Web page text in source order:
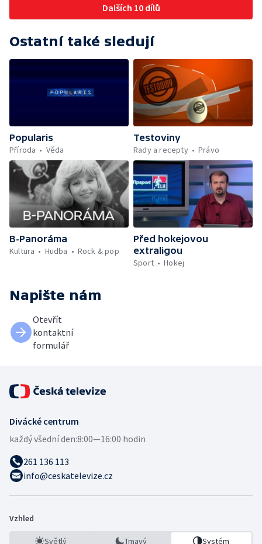
Dalších 10 dílů
Ostatní také sledují
Popularis
Příroda
Věda
Testoviny
Rady a recepty
Právo
B-Panoráma
Kultura
Hudba Rock & pop
Před hokejovou
extraligou
Sport
Hokej
Napište nám
Otevřít
kontaktní
formulář
Divácké centrum
každý všední den:8:00—16:00 hodin
261 136 113
info@ceskatelevize.cz
Vzhled
Světlý Tmavý Systém